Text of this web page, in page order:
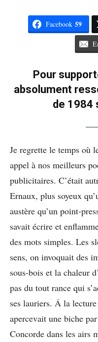
Facebook 59
Pour
absolument
de 1984
Je regrette le temps où
appel à nos meilleurs
publicitaires. C’était
Ernaux, plus soyeux
austère qu’un point-
savait écrire et
des mots simples. Les
sens, on invoquait des
sous-bois et la chaleur
pas du tout rance qui
ses lauriers. Á la
apercevait une biche
Concorde dans les airs